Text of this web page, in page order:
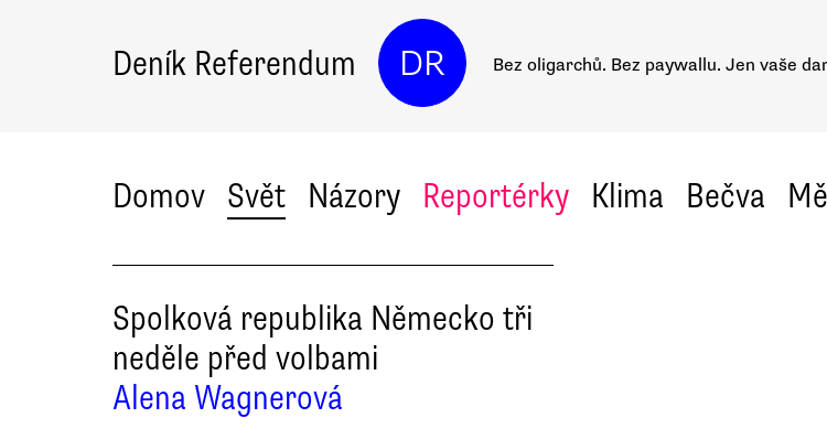
Deník Referendum DR Bez oligarchů. Bez paywallu. Jen vaše
Domov Svět Názory Reportérky Klima Bečva
Spolková republika Německo tři
neděle před volbami
Alena Wagnerová